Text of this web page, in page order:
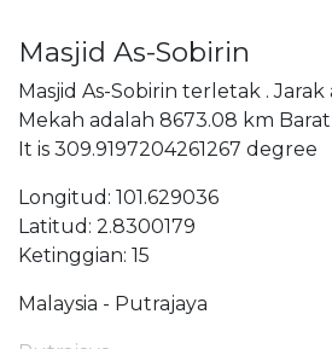
Masjid As-Sobirin
Masjid As-Sobirin terletak .
Mekah adalah 8673.08 km
It is 309.9197204261267 degree
Longitud: 101.629036
Latitud: 2.8300179
Ketinggian: 15
Malaysia - Putrajaya